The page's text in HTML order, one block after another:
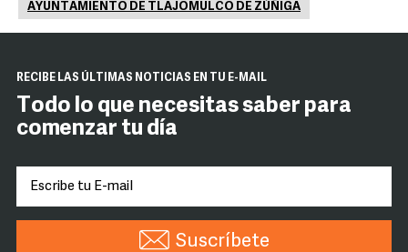
AYUNTAMIENTO DE TLAJOMULCO DE ZÚÑIGA
RECIBE LAS ÚLTIMAS NOTICIAS EN TU E-MAIL
Todo lo que necesitas saber para
comenzar tu día
Suscríbete